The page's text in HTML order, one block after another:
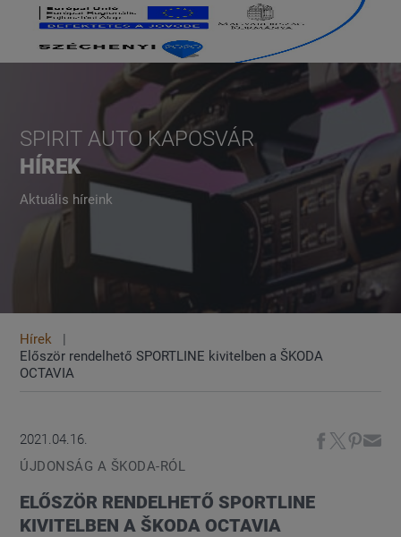
SPIRIT AUTO KAPOSVÁR
HÍREK
Aktuális híreink
Hírek
Először rendelhető SPORTLINE kivitelben a ŠKODA
OCTAVIA
2021.04.16.
ÚJDONSÁG A ŠKODA-RÓL
ELŐSZÖR RENDELHETŐ SPORTLINE
KIVITELBEN A ŠKODA OCTAVIA